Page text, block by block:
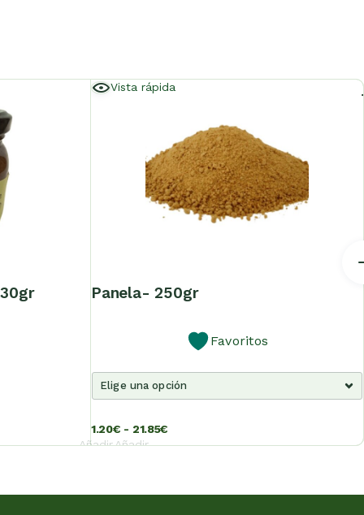
Vista rápida
panela- 250gr
Favoritos
1.20€ - 21.85€
AñadirAñadir